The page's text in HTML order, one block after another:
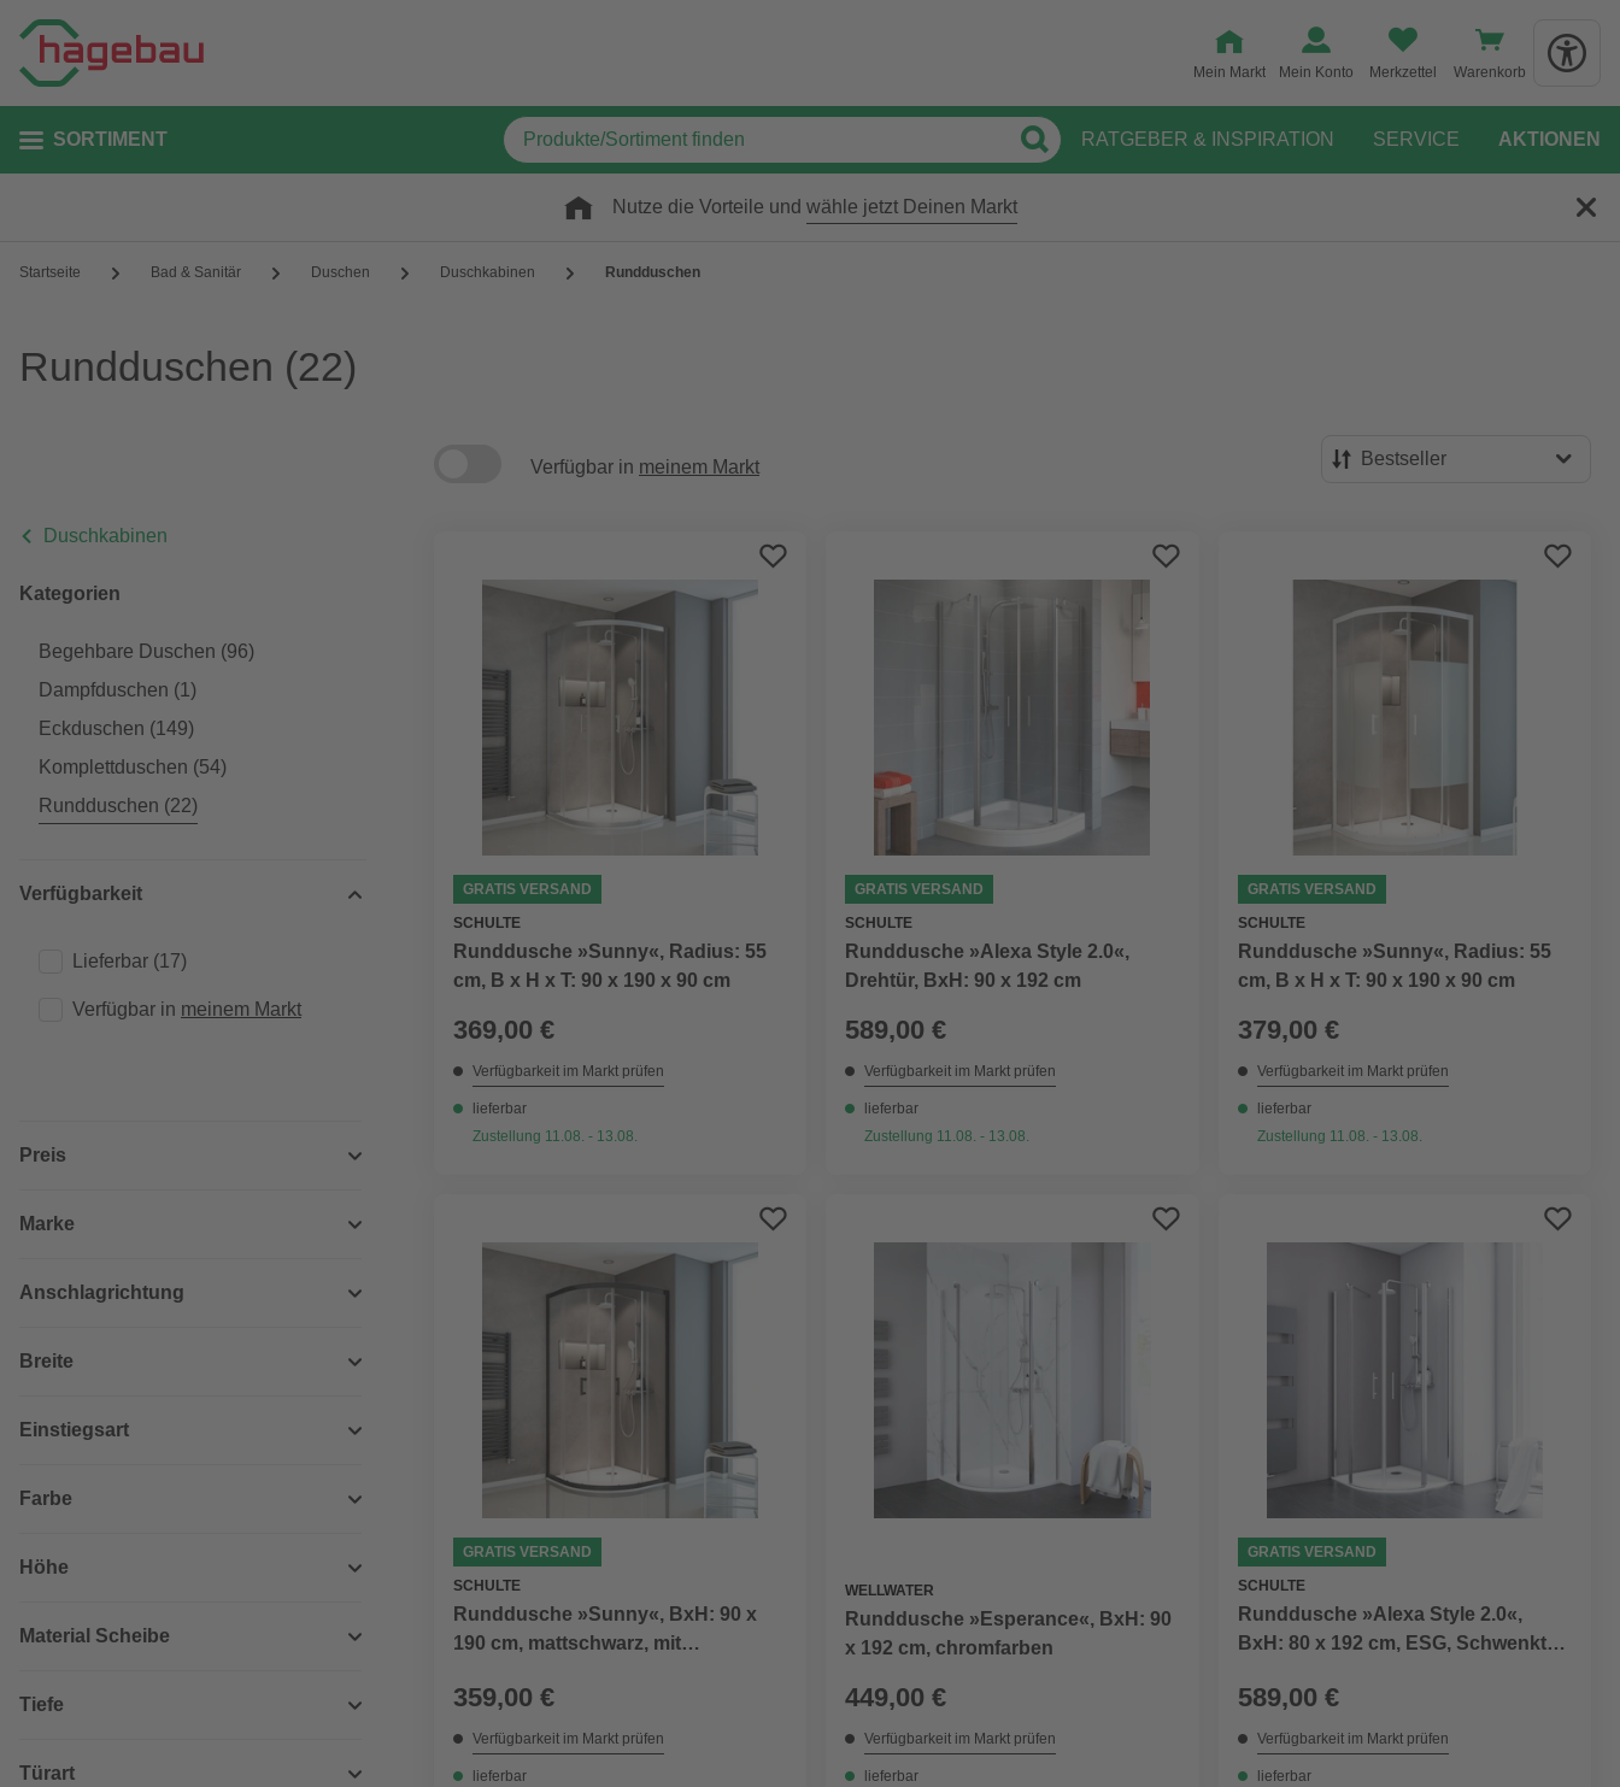
Mein Markt Mein Konto Merkzettel Warenkorb
SORTIMENT RATGEBER & INSPIRATION SERVICE AKTIONEN
Nutze die Vorteile und wähle jetzt Deinen Markt
Startseite Bad & Sanitär Duschen Duschkabinen Rundduschen
Rundduschen (22)
Duschkabinen
Kategorien
Begehbare Duschen (96)
Dampfduschen (1)
Eckduschen (149)
Komplettduschen (54)
Rundduschen (22)
Verfügbarkeit
Lieferbar (17)
Verfügbar in meinem Markt
Preis
Marke
Anschlagrichtung
Breite
Einstiegsart
Farbe
Höhe
Material Scheibe
Tiefe
Türart
Verfügbar in meinem Markt Bestseller
Preis absteigend
Bewertung
GRATIS VERSAND
SCHULTE
Runddusche »Sunny«, Radius: 55
cm, B x H x T: 90 x 190 x 90 cm
369,00 €
Verfügbarkeit im Markt prüfen
lieferbar
Zustellung 11.08. - 13.08.
GRATIS VERSAND
SCHULTE
Runddusche »Alexa Style 2.0«,
Drehtür, BxH: 90 x 192 cm
589,00 €
Verfügbarkeit im Markt prüfen
lieferbar
Zustellung 11.08. - 13.08.
GRATIS VERSAND
SCHULTE
Runddusche »Sunny«, Radius: 55
cm, B x H x T: 90 x 190 x 90 cm
379,00 €
Verfügbarkeit im Markt prüfen
lieferbar
Zustellung 11.08. - 13.08.
GRATIS VERSAND
SCHULTE
Runddusche »Sunny«, BxH: 90 x
190 cm, mattschwarz, mit
359,00 €
Verfügbarkeit im Markt prüfen
lieferbar
WELLWATER
Runddusche »Esperance«, BxH: 90
x 192 cm, chromfarben
449,00 €
Verfügbarkeit im Markt prüfen
lieferbar
GRATIS VERSAND
SCHULTE
Runddusche »Alexa Style 2.0«,
BxH: 80 x 192 cm, ESG, Schwenktür,
589,00 €
Verfügbarkeit im Markt prüfen
lieferbar